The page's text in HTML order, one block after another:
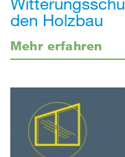
den Holzbau
Mehr erfahren